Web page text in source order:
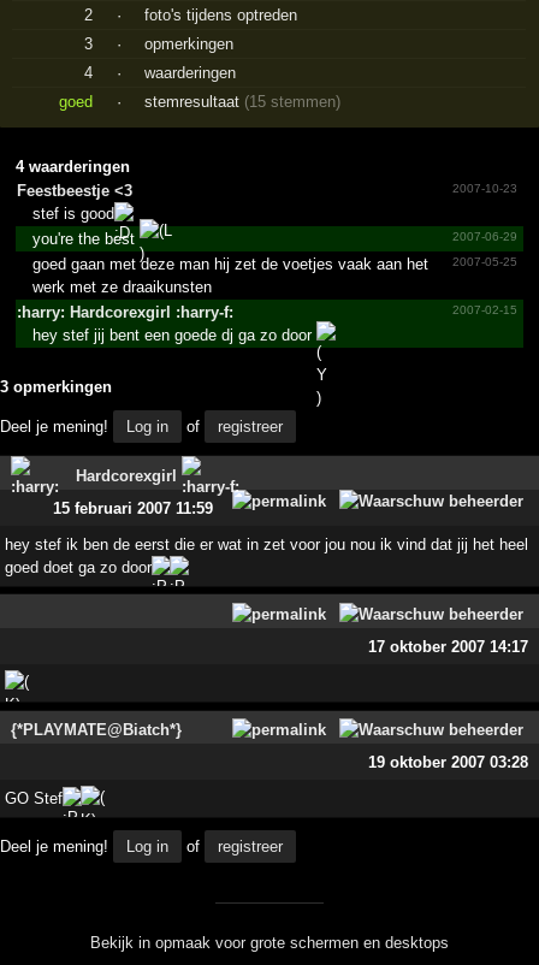
2
·
foto's tijdens optreden
3
·
opmerkingen
4
·
waarderingen
goed
· stemresultaat (15 stemmen)
4 waarderingen
Feestb­eestje <3
2007-10-23
stef is good
2007-06-29
you're the best
2007-05-25
goed gaan met deze man hij zet de voetjes vaak aan het
werk met ze draaikunsten
:harry: Hardco­rexgir­l :harry-f:
2007-02-15
hey stef jij bent een goede dj ga zo door
3 opmerkingen
Deel je mening! Log in of registreer
Hardcorexgirl
15 februari 2007 11:59
hey stef ik ben de eerst die er wat in zet voor jou nou ik vind dat jij het heel
goed doet ga zo door
17 oktober 2007 14:17
{*PLAYMATE@Biatch*}
19 oktober 2007 03:28
GO Stef
Deel je mening! Log in of registreer
Bekijk in opmaak voor grote schermen en desktops